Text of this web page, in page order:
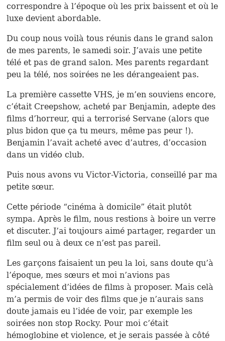
correspondre à l’époque où les prix baissent et où le
luxe devient abordable.
Du coup nous voilà tous réunis dans le grand salon
de mes parents, le samedi soir. J’avais une petite
télé et pas de grand salon. Mes parents regardant
peu la télé, nos soirées ne les dérangeaient pas.
La première cassette VHS, je m’en souviens encore,
c’était Creepshow, acheté par Benjamin, adepte des
films d’horreur, qui a terrorisé Servane (alors que
plus bidon que ça tu meurs, même pas peur !).
Benjamin l’avait acheté avec d’autres, d’occasion
dans un vidéo club.
Puis nous avons vu Victor-Victoria, conseillé par ma
petite sœur.
Cette période “cinéma à domicile” était plutôt
sympa. Après le film, nous restions à boire un verre
et discuter. J’ai toujours aimé partager, regarder un
film seul ou à deux ce n’est pas pareil.
Les garçons faisaient un peu la loi, sans doute qu’à
l’époque, mes sœurs et moi n’avions pas
spécialement d’idées de films à proposer. Mais celà
m’a permis de voir des films que je n’aurais sans
doute jamais eu l’idée de voir, par exemple les
soirées non stop Rocky. Pour moi c’était
hémoglobine et violence, et je serais passée à côté